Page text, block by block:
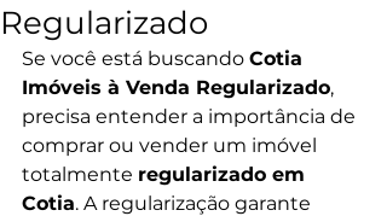
Regularizado
Se você está buscando Cotia
Imóveis à Venda Regularizado,
precisa entender a importância de
comprar ou vender um imóvel
totalmente regularizado em
Cotia. A regularização garante